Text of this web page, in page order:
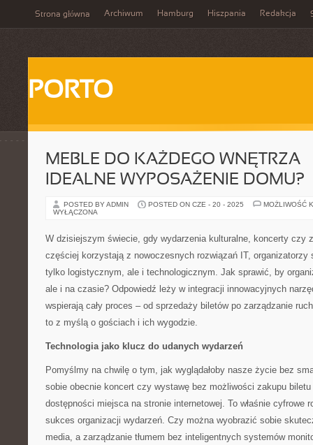
Strona główna Archiwum Hamburg Hiszpania Redakcja
PORTO
MEBLE DO KAŻDEGO WNĘTRZA
IDEALNE WYPOSAŻENIE DOMU?
POSTED BY ADMIN POSTED ON CZE - 20 - 2025
MOŻLIWOŚĆ
WYŁĄCZONA
W dzisiejszym świecie, gdy wydarzenia kulturalne, koncerty czy
częściej korzystają z nowoczesnych rozwiązań IT, organizatorzy
tylko logistycznym, ale i technologicznym. Jak sprawić, by
ale i na czasie? Odpowiedź leży w integracji innowacyjnych
wspierają cały proces – od sprzedaży biletów po zarządzanie
to z myślą o gościach i ich wygodzie.
Technologia jako klucz do udanych wydarzeń
Pomyślmy na chwilę o tym, jak wyglądałoby nasze życie bez
sobie obecnie koncert czy wystawę bez możliwości zakupu
dostępności miejsca na stronie internetowej. To właśnie cyfrowe
sukces organizacji wydarzeń. Czy można wyobrazić sobie
media, a zarządzanie tłumem bez inteligentnych systemów